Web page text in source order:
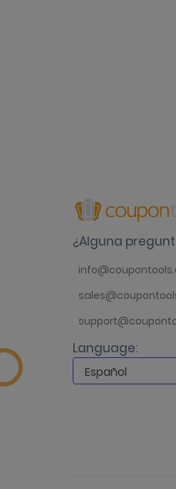
¿Alguna
Language: